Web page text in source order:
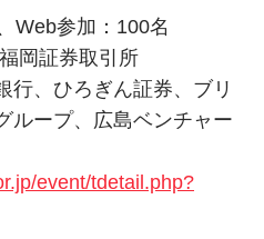
Web参加：100名
岡証券取引所
行、ひろぎん証券、ブリ
ループ、広島ベンチャー
event/tdetail.php?